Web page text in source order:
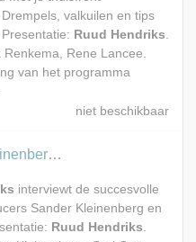
valkuilen en tips
Ruud Hendriks.
Renkema, Rene Lancee.
van het programma
en Carl Cox
interviewt de succesvolle
Sander Kleinenberg en
Ruud Hendriks.